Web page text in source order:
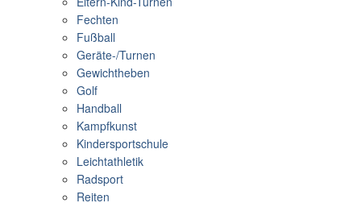
Fechten
Fußball
Geräte-/Turnen
Gewichtheben
Golf
Handball
Kampfkunst
Kindersportschule
Leichtathletik
Radsport
Reiten